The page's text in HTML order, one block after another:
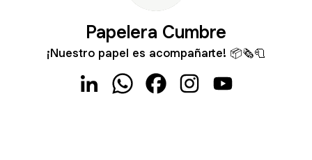
Papelera Cumbre
¡Nuestro papel es acompañarte! 📦🗞️🧻